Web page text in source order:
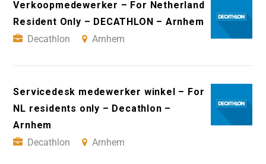
Verkoopmedewerker – For Netherland
Resident Only – DECATHLON – Arnhem
Decathlon
Arnhem
Servicedesk medewerker winkel – For
NL residents only – Decathlon –
Arnhem
Decathlon
Arnhem